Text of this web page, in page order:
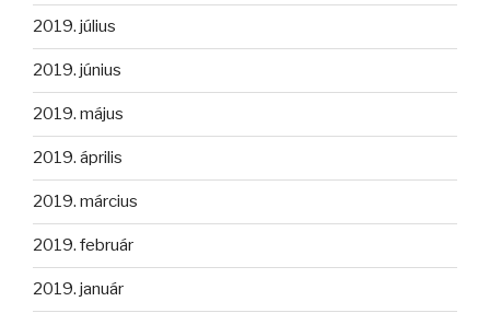
2019. július
2019. június
2019. május
2019. április
2019. március
2019. február
2019. január